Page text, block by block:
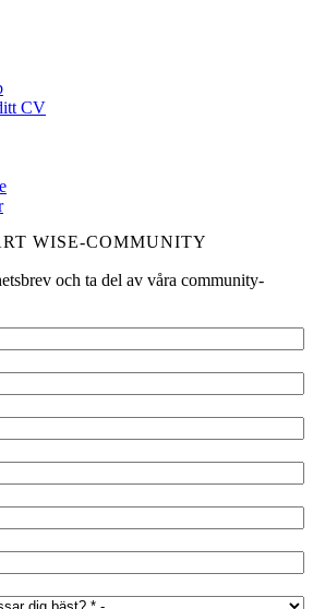
CV
WISE-COMMUNITY
och ta del av våra community-